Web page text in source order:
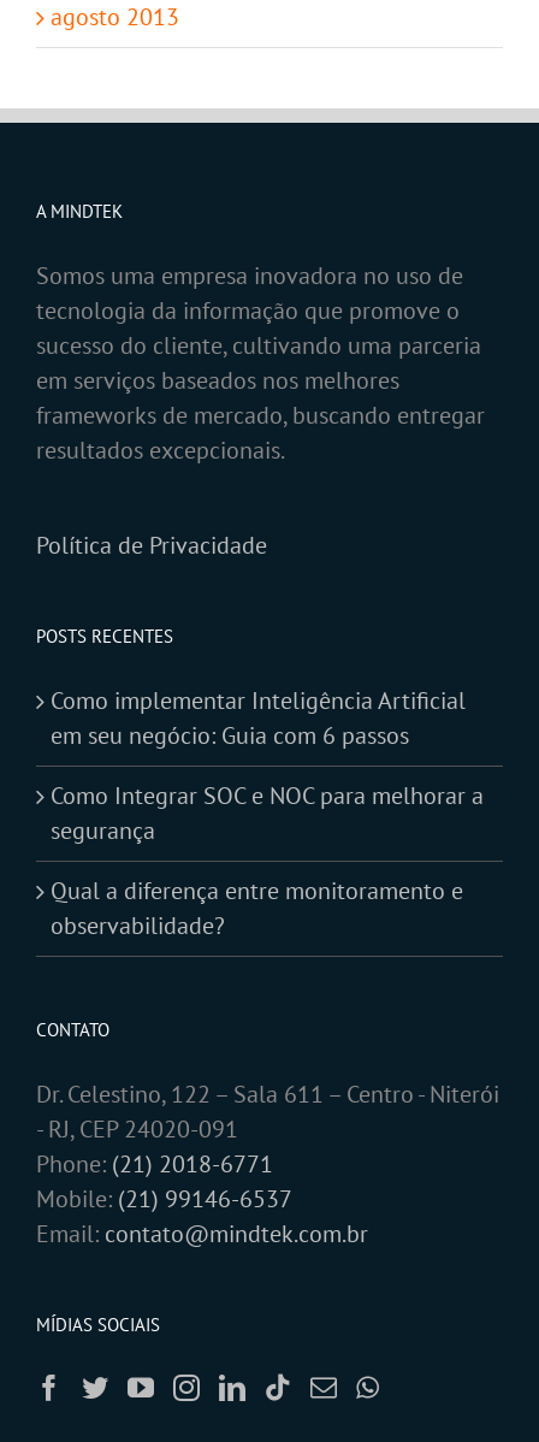
agosto 2013
A MINDTEK
Somos uma empresa inovadora no uso de
tecnologia da informação que promove o
sucesso do cliente, cultivando uma parceria
em serviços baseados nos melhores
frameworks de mercado, buscando entregar
resultados excepcionais.
Política de Privacidade
POSTS RECENTES
Como implementar Inteligência Artificial
em seu negócio: Guia com 6 passos
Como Integrar SOC e NOC para melhorar a
segurança
Qual a diferença entre monitoramento e
observabilidade?
CONTATO
Dr. Celestino, 122 – Sala 611 – Centro - Niterói
- RJ, CEP 24020-091
Phone: (21) 2018-6771
Mobile: (21) 99146-6537
Email: contato@mindtek.com.br
MÍDIAS SOCIAIS